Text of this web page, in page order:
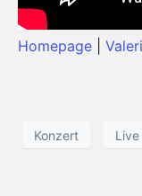
Homepage
Konzert Live